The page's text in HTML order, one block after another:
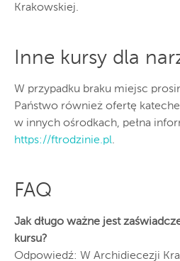
Krakowskiej.
Inne kursy dla
W przypadku braku miejsc
Państwo również ofertę
w innych ośrodkach, pełna
https://ftrodzinie.pl.
FAQ
Jak długo ważne jest
kursu?
Odpowiedź: W Archidiecezji